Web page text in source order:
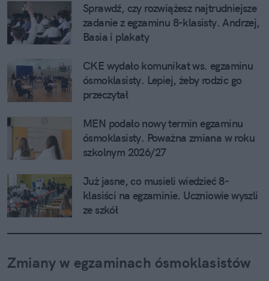
Sprawdź, czy rozwiążesz najtrudniejsze
zadanie z egzaminu 8-klasisty. Andrzej,
Basia i plakaty
CKE wydało komunikat ws. egzaminu
ósmoklasisty. Lepiej, żeby rodzic go
przeczytał
MEN podało nowy termin egzaminu
ósmoklasisty. Poważna zmiana w roku
szkolnym 2026/27
Już jasne, co musieli wiedzieć 8-
klasiści na egzaminie. Uczniowie wyszli
ze szkół
Zmiany w egzaminach ósmoklasistów